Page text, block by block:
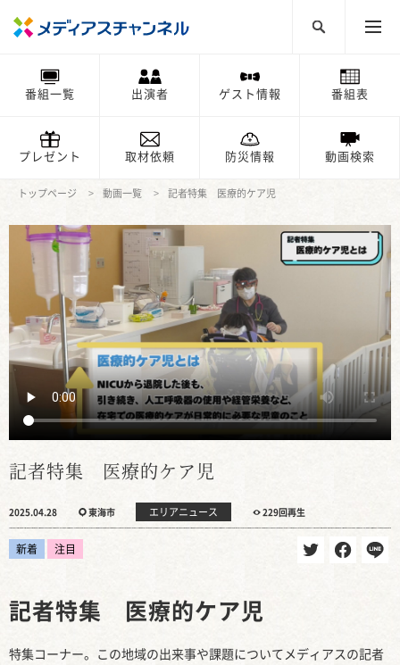
番組一覧 出演者 ゲスト情報 番組表
プレゼント 取材依頼 防災情報 動画検索
トップページ 動画一覧 記者特集 医療的ケア児
記者特集 医療的ケア児
2025.04.28 東海市 エリアニュース 229回再生
新着 注目
記者特集 医療的ケア児
特集コーナー。この地域の出来事や課題についてメディアスの記者